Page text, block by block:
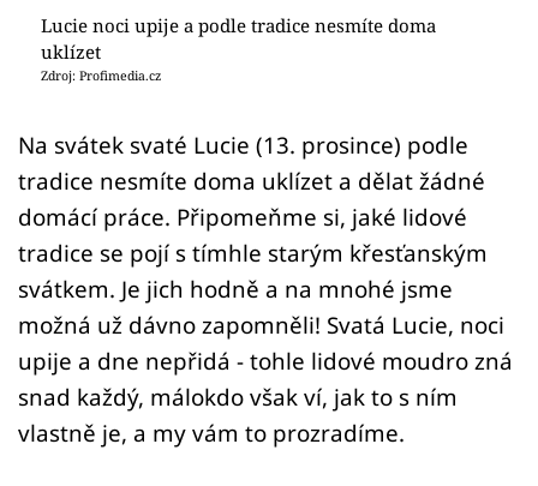
Lucie noci upije a podle tradice nesmíte doma
uklízet
Zdroj: Profimedia.cz
Na svátek svaté Lucie (13. prosince) podle
tradice nesmíte doma uklízet a dělat žádné
domácí práce. Připomeňme si, jaké lidové
tradice se pojí s tímhle starým křesťanským
svátkem. Je jich hodně a na mnohé jsme
možná už dávno zapomněli! Svatá Lucie, noci
upije a dne nepřidá - tohle lidové moudro zná
snad každý, málokdo však ví, jak to s ním
vlastně je, a my vám to prozradíme.